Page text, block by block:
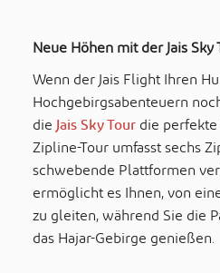
Neue Höhen mit der Jais
Wenn der Jais Flight Ihren
Hochgebirgsabenteuern
dieJais Sky Tourdie
Zipline-Tour umfasst sechs
schwebende Plattformen
ermöglicht es Ihnen, von
zu gleiten, während Sie die
das Hajar-Gebirge genießen.